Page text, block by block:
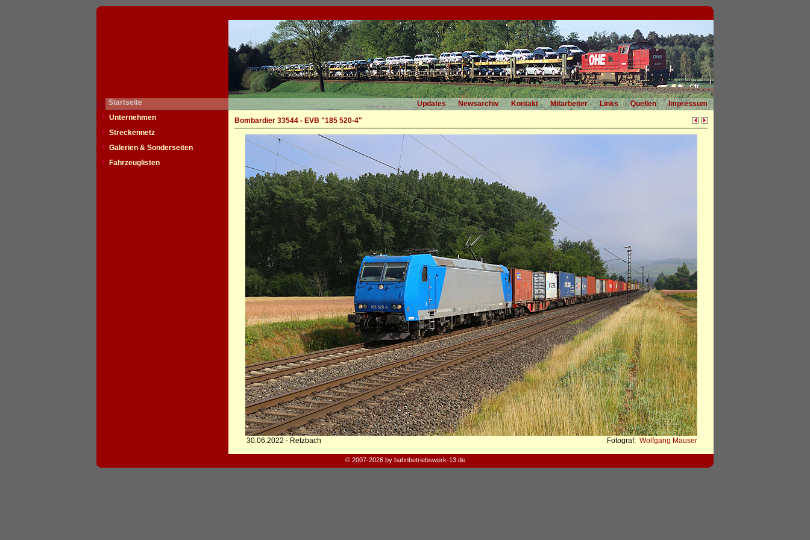
Startseite Updates Newsarchiv Kontakt Mitarbeiter Links Quellen
Impressum
Unternehmen
Streckennetz
Galerien & Sonderseiten
Fahrzeuglisten
Bombardier 33544 - EVB "185 520-4"
30.06.2022 - Retzbach Fotograf: Wolfgang Mauser
© 2007-2026 by bahnbetriebswerk-13.de